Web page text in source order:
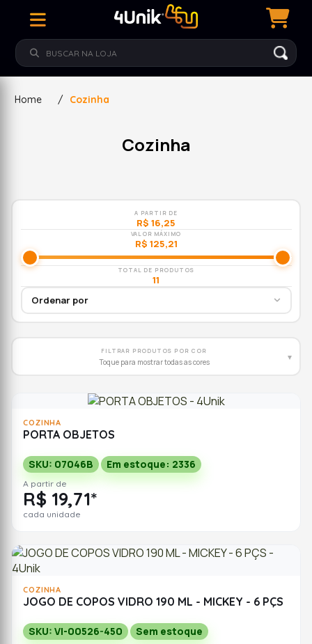
Home / Cozinha
Cozinha
A PARTIR DE
R$ 16,25
VALOR MÁXIMO
R$ 125,21
TOTAL DE PRODUTOS
11
FILTRAR PRODUTOS POR COR
Toque para mostrar todas as cores ▾
COZINHA
PORTA OBJETOS
SKU: 07046B Em estoque: 2336
A partir de
R$ 19,71*
cada unidade
COZINHA
JOGO DE COPOS VIDRO 190 ML - MICKEY - 6 PÇS
SKU: VI-00526-450 Sem estoque